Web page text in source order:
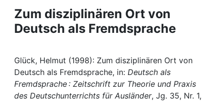
Projects
People
Institutions
Awards
Zum disziplinären Ort von
Deutsch als Fremdsprache
Glück, Helmut (1998): Zum disziplinären Ort von
Deutsch als Fremdsprache, in: Deutsch als
Fremdsprache : Zeitschrift zur Theorie und Praxis
des Deutschunterrichts für Ausländer, Jg. 35, Nr. 1,